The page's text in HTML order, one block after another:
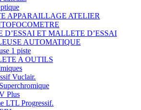
APPARAILLAGE ATELIER
D’ESSAI ET MALLETE D’ESSAI
AUTOMATIQUE
1 piste
A OUTILS
Vuclair.
Superchromique
Plus
LTL Progressif.